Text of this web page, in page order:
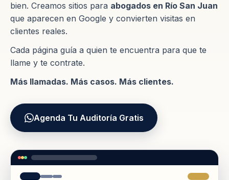
bien. Creamos sitios para abogados en Río San Juan
que aparecen en Google y convierten visitas en
clientes reales.
Cada página guía a quien te encuentra para que te
llame y te contrate.
Más llamadas. Más casos. Más clientes.
Agenda Tu Auditoría Gratis